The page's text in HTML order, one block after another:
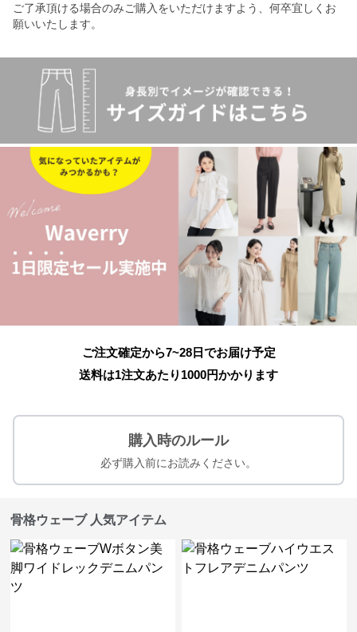
ご了承頂ける場合のみご購入をいただけますよう、何卒宜しくお
願いいたします。
ご注文確定から7~28日でお届け予定
送料は1注文あたり 1000円かかります
購入時のルール
必ず購入前にお読みください。
骨格ウェーブ 人気アイテム